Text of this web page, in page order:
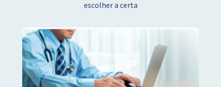
escolher a certa